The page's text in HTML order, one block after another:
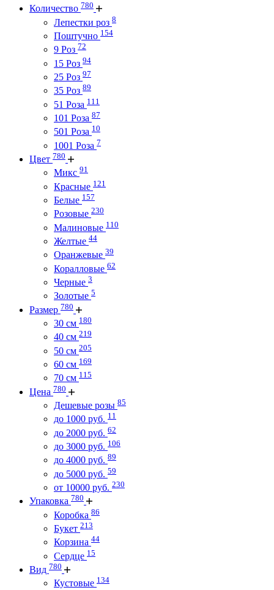
Количество 780
Лепестки роз 8
Поштучно 154
9 Роз 72
15 Роз 94
25 Роз 97
35 Роз 89
51 Роза 111
101 Роза 87
501 Роза 10
1001 Роза 7
Цвет 780
Микс 91
Красные 121
Белые 157
Розовые 230
Малиновые 110
Желтые 44
Оранжевые 39
Коралловые 62
Черные 3
Золотые 5
Размер 780
30 см 180
40 см 219
50 см 205
60 см 169
70 см 115
Цена 780
Дешевые розы 85
до 1000 руб. 11
до 2000 руб. 62
до 3000 руб. 106
до 4000 руб. 89
до 5000 руб. 59
от 10000 руб. 230
Упаковка 780
Коробка 86
Букет 213
Корзина 44
Сердце 15
Вид 780
Кустовые 134